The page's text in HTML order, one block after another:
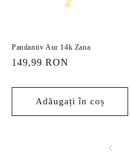
Pandantiv Aur 14k Zana
Preț
149,99 RON
Adăugați în coș